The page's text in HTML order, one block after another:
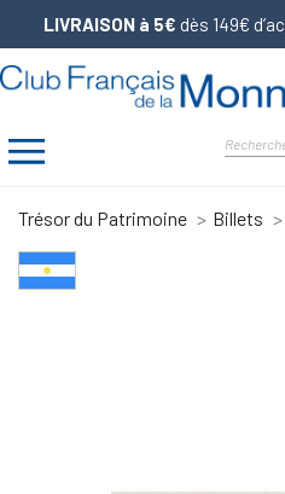
LIVRAISON à 5€ dès 149€
Trésor du Patrimoine Billets